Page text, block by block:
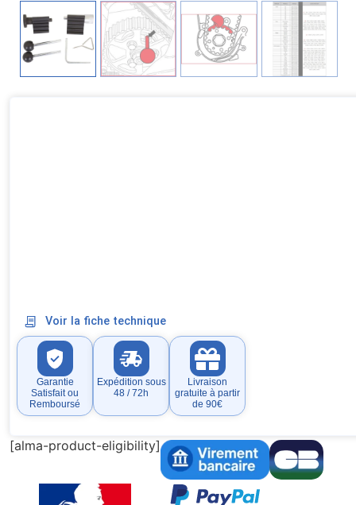
Voir la fiche technique
Garantie
Satisfait ou
Remboursé
Expédition sous
48 / 72h
Livraison
gratuite à partir
de 90€
[alma-product-eligibility]